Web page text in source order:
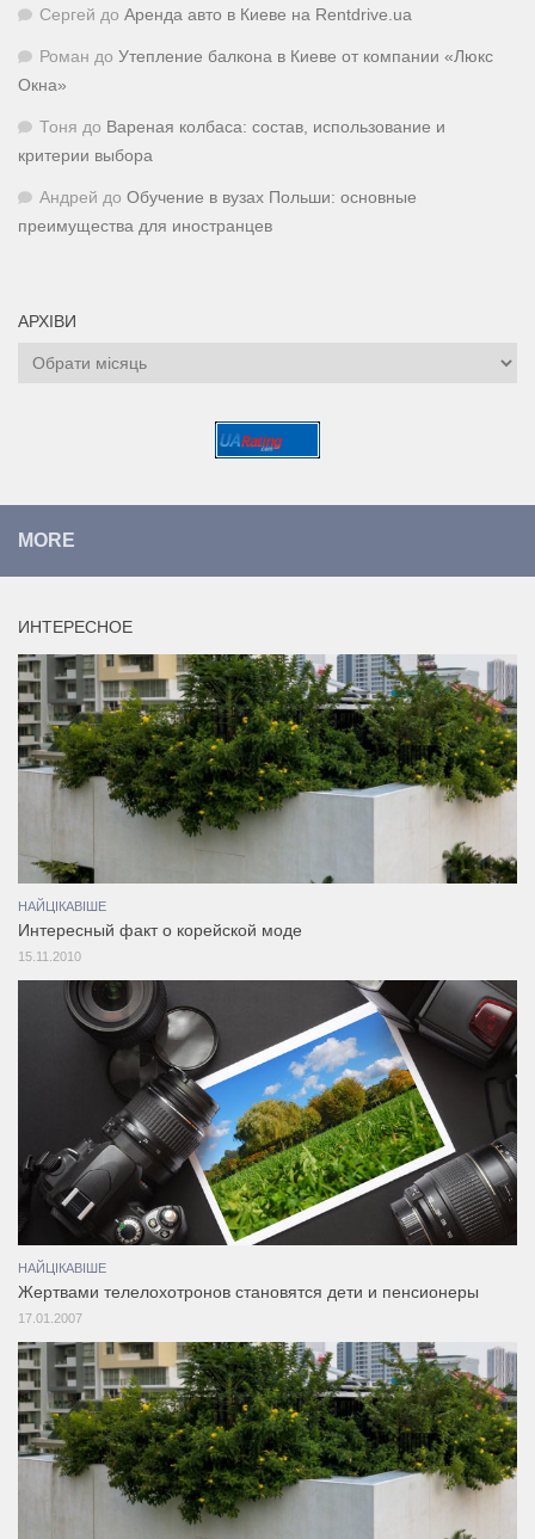
Сергей до Аренда авто в Киеве на Rentdrive.ua
Роман до Утепление балкона в Киеве от компании «Люкс
Окна»
Тоня до Вареная колбаса: состав, использование и
критерии выбора
Андрей до Обучение в вузах Польши: основные
преимущества для иностранцев
АРХІВИ
Архіви
MORE
ИНТЕРЕСНОЕ
НАЙЦІКАВІШЕ
Интересный факт о корейской моде
15.11.2010
НАЙЦІКАВІШЕ
Жертвами телелохотронов становятся дети и пенсионеры
17.01.2007